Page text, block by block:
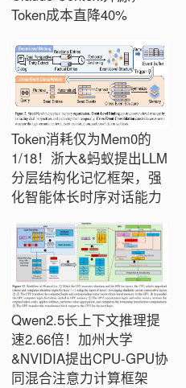
Token成本直降40%
Token消耗仅为Mem0的
1/18！浙大&蚂蚁提出LLM
分层结构化记忆框架，强
化智能体长时序对话能力
Qwen2.5长上下文推理提
速2.66倍！加州大学
&NVIDIA提出CPU-GPU协
同混合注意力计算框架